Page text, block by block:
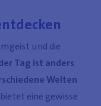
und die
Tag ist anders
Welten
eine gewisse